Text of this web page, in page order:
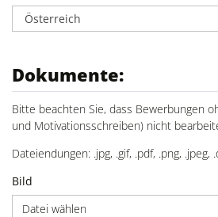
Dokumente:
Bitte beachten Sie, dass Bewerbungen
und Motivationsschreiben) nicht
Dateiendungen: .jpg, .gif, .pdf, .png, .jpeg,
Bild
Datei wählen